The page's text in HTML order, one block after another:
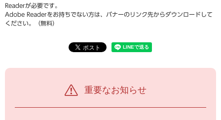
Readerが必要です。
Adobe Readerをお持ちでない方は、バナーのリンク先からダウンロードして
ください。（無料）
重要なお知らせ